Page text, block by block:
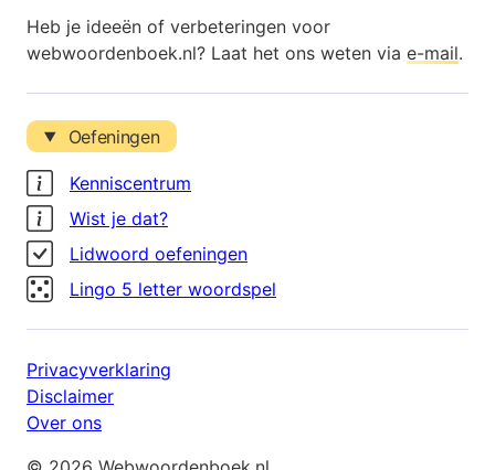
Heb je ideeën of verbeteringen voor
webwoordenboek.nl? Laat het ons weten via e-mail.
Oefeningen
Kenniscentrum
Wist je dat?
Lidwoord oefeningen
Lingo 5 letter woordspel
Privacyverklaring
Disclaimer
Over ons